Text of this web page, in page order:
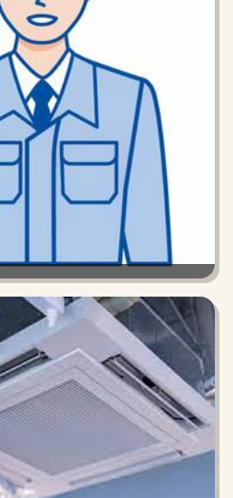
万円 高収入
・空調設備・電気工事・設計
500,000円
00
電気といった
工または工事施工を行います。